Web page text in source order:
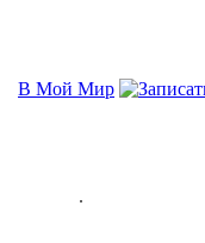
В Мой Мир